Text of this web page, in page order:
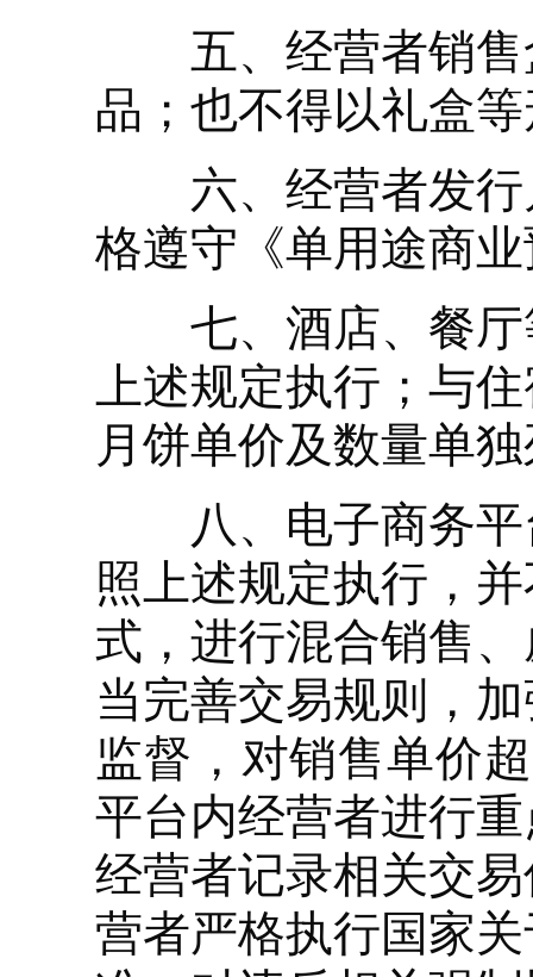
五、经营者销售
品；也不得以礼盒
六、经营者发行
格遵守《单用途商
七、酒店、餐厅
上述规定执行；与
月饼单价及数量单
八、电子商务平
照上述规定执行，
式，进行混合销售
当完善交易规则，
监督，对销售单价
平台内经营者进行
经营者记录相关交
营者严格执行国家